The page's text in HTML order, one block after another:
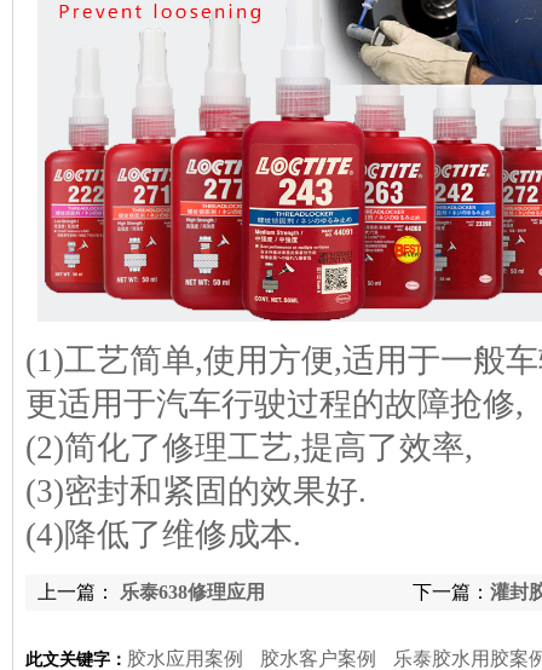
(1)工艺简单,使用方便,适用于一般
更适用于汽车行驶过程的故障抢修,
(2)简化了修理工艺,提高了效率,
(3)密封和紧固的效果好.
(4)降低了维修成本.
下一篇： 灌封
上一篇： 乐泰638修理应用
此文关键字： 胶水应用案例 胶水客户案例 乐泰胶水用胶案